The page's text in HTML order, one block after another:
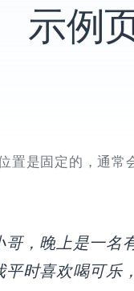
示例
置是固定的，通
，晚上是一名
时喜欢喝可乐